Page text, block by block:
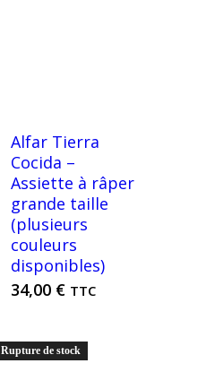
Alfar Tierra
Cocida –
Assiette à râper
grande taille
(plusieurs
couleurs
disponibles)
34,00 € TTC
Rupture de stock